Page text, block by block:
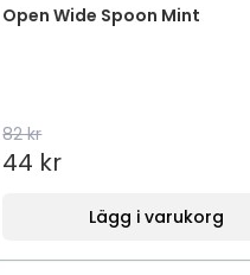
Open Wide Spoon Mint
82 kr
44 kr
Lägg i varukorg